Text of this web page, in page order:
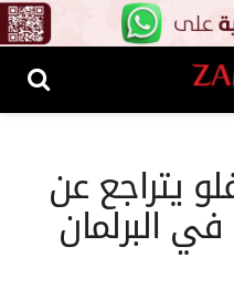
يتراجع عن
البرلمان